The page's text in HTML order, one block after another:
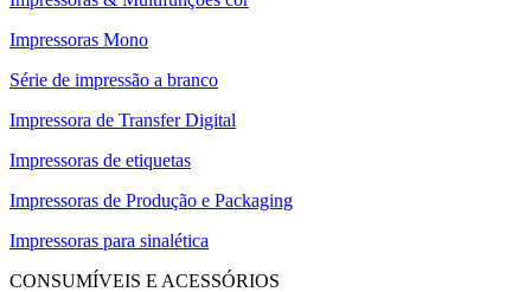
Impressoras Mono
Série de impressão a branco
Impressora de Transfer Digital
Impressoras de etiquetas
Impressoras de Produção e Packaging
Impressoras para sinalética
CONSUMÍVEIS E ACESSÓRIOS